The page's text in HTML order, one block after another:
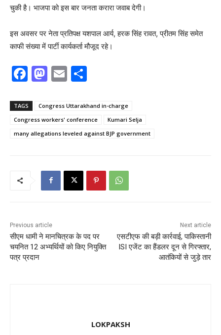
चुकी है। भाजपा को इस बार जनता करारा जवाब देगी।
इस अवसर पर नेता प्रतिपक्ष यशपाल आर्य, हरक सिंह रावत, प्रीतम सिंह समेत
काफी संख्या में पार्टी कार्यकर्ता मौजूद रहे।
F
c
e
b
M
st
o
d
n
E
ai
l
ar
e
TAGS
Congress Uttarakhand in-charge
Congress workers' conference
Kumari Selja
many allegations leveled against BJP government
Previous article
सीएम धामी ने मानचित्रक के पद पर
चयनित 12 अभ्यर्थियों को किए नियुक्ति
पत्र प्रदान
Next article
एसटीएफ की बड़ी कार्रवाई, पाकिस्तानी
ISI एजेंट का हैंडलर दून से गिरफ्तार,
आतंकियों से जुड़े तार
LOKPAKSH